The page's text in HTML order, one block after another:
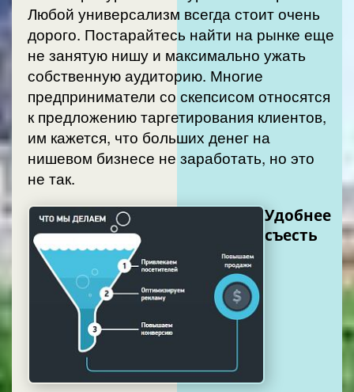
Любой универсализм всегда стоит очень
дорого. Постарайтесь найти на рынке еще
не занятую нишу и максимально ужать
собственную аудиторию. Многие
предприниматели со скепсисом относятся
к предложению таргетирования клиентов,
им кажется, что больших денег на
нишевом бизнесе не заработать, но это
не так.
Удобнее
съесть